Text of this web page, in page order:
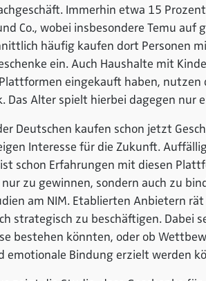
Immerhin etwa 15
Co., wobei insbesondere Temu auf
häufig kaufen dort Personen
ein. Auch Haushalte mit
eingekauft haben,
Das Alter spielt hierbei dagegen nur
Deutschen kaufen schon jetzt
Interesse für die Zukunft.
schon Erfahrungen mit diesen
zu gewinnen, sondern auch zu
am NIM. Etablierten Anbietern
strategisch zu beschäftigen. Dabei
bestehen könnten, oder ob
emotionale Bindung erzielt werden